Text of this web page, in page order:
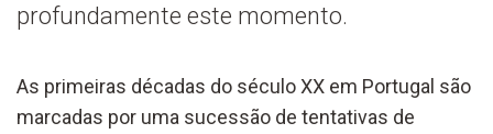
profundamente este momento.
As primeiras décadas do século XX em Portugal são
marcadas por uma sucessão de tentativas de